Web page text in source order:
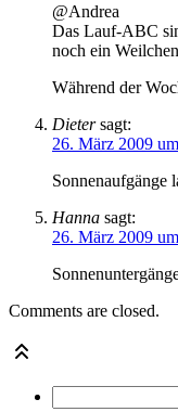
@Andrea
Das Lauf-ABC
noch ein
Während der
Dieter sagt:
26. März 2009
Sonnenaufgänge
Hanna sagt:
26. März 2009
Comments are closed.